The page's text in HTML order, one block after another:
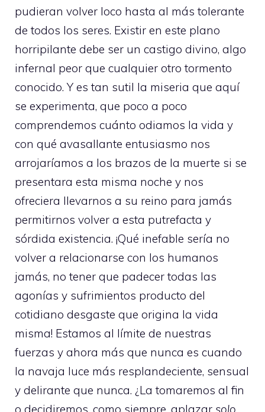
pudieran volver loco hasta al más tolerante
de todos los seres. Existir en este plano
horripilante debe ser un castigo divino, algo
infernal peor que cualquier otro tormento
conocido. Y es tan sutil la miseria que aquí
se experimenta, que poco a poco
comprendemos cuánto odiamos la vida y
con qué avasallante entusiasmo nos
arrojaríamos a los brazos de la muerte si se
presentara esta misma noche y nos
ofreciera llevarnos a su reino para jamás
permitirnos volver a esta putrefacta y
sórdida existencia. ¡Qué inefable sería no
volver a relacionarse con los humanos
jamás, no tener que padecer todas las
agonías y sufrimientos producto del
cotidiano desgaste que origina la vida
misma! Estamos al límite de nuestras
fuerzas y ahora más que nunca es cuando
la navaja luce más resplandeciente, sensual
y delirante que nunca. ¿La tomaremos al fin
o decidiremos, como siempre, aplazar solo